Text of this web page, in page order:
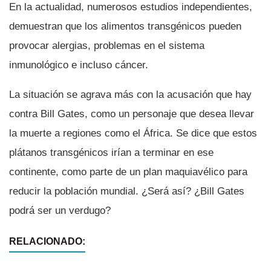
En la actualidad, numerosos estudios independientes,
demuestran que los alimentos transgénicos pueden
provocar alergias, problemas en el sistema
inmunológico e incluso cáncer.
La situación se agrava más con la acusación que hay
contra Bill Gates, como un personaje que desea llevar
la muerte a regiones como el África. Se dice que estos
plátanos transgénicos irí­an a terminar en ese
continente, como parte de un plan maquiavélico para
reducir la población mundial. ¿Será así­? ¿Bill Gates
podrá ser un verdugo?
RELACIONADO: